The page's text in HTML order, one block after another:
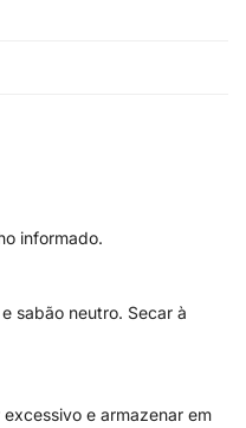
informado.
sabão neutro. Secar à
e armazenar em